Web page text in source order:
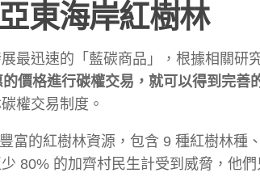
東海岸紅樹林
最迅速的「藍碳商品」，根據相關研
價格進行碳權交易，就可以得到完善
權交易制度。
富的紅樹林資源，包含 9 種紅樹林種
80% 的加齊村民生計受到威脅，他